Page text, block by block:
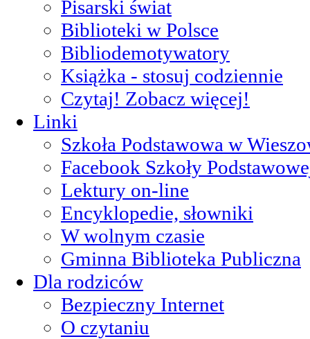
Pisarski świat
Biblioteki w Polsce
Bibliodemotywatory
Książka - stosuj codziennie
Czytaj! Zobacz więcej!
Linki
Szkoła Podstawowa w
Facebook Szkoły
Lektury on-line
Encyklopedie, słowniki
W wolnym czasie
Gminna Biblioteka Publiczna
Dla rodziców
Bezpieczny Internet
O czytaniu